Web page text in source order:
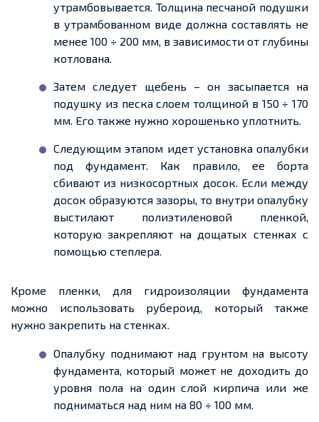
утрамбовывается. Толщина песчаной подушки
в утрамбованном виде должна составлять не
менее 100 ÷ 200 мм, в зависимости от глубины
котлована.
Затем следует щебень – он засыпается на
подушку из песка слоем толщиной в 150 ÷ 170
мм. Его также нужно хорошенько уплотнить.
Следующим этапом идет установка опалубки
под фундамент. Как правило, ее борта
сбивают из низкосортных досок. Если между
досок образуются зазоры, то внутри опалубку
выстилают полиэтиленовой пленкой,
которую закрепляют на дощатых стенках с
помощью степлера.
Кроме пленки, для гидроизоляции фундамента
можно использовать рубероид, который также
нужно закрепить на стенках.
Опалубку поднимают над грунтом на высоту
фундамента, который может не доходить до
уровня пола на один слой кирпича или же
подниматься над ним на 80 ÷ 100 мм.